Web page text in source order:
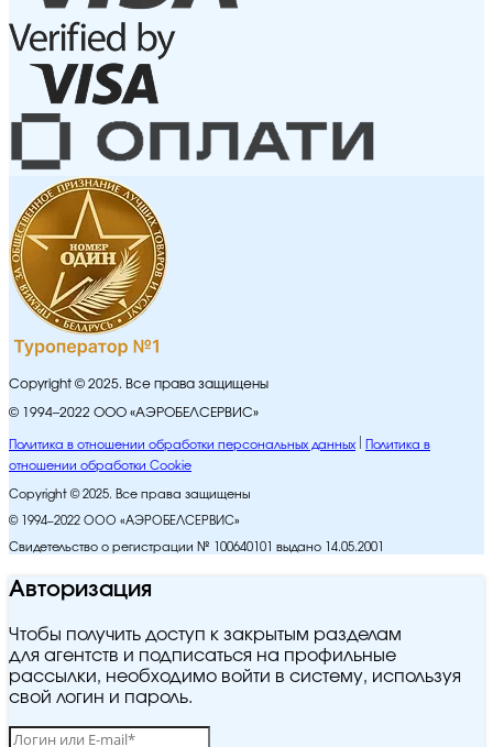
Copyright © 2025. Все права защищены
© 1994–2022 ООО «АЭРОБЕЛСЕРВИС»
Политика в отношении обработки персональных данных
Политика в
отношении обработки Cookie
Copyright © 2025. Все права защищены
© 1994–2022 ООО «АЭРОБЕЛСЕРВИС»
Свидетельство о регистрации № 100640101 выдано 14.05.2001
Авторизация
Чтобы получить доступ к закрытым разделам
для агентств и подписаться на профильные
рассылки, необходимо войти в систему, используя
свой логин и пароль.